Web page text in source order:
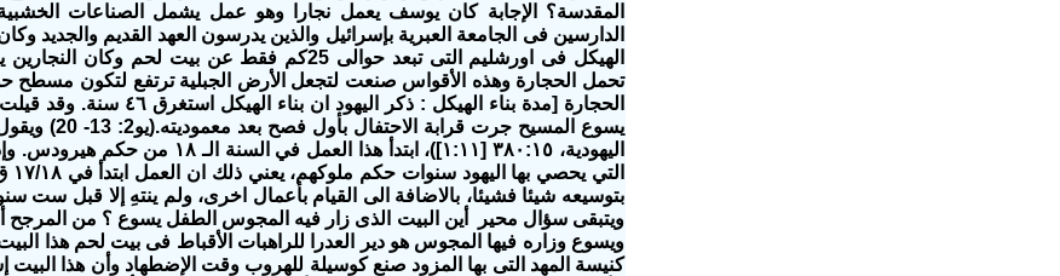
المقدسة؟ الإجابة كان يوسف يعمل نجارا وهو عمل يشمل الصناعات
الدارسين فى الجامعة العبرية بإسرائيل والذين يدرسون العهد القديم والجديد
الهيكل فى اورشليم التى تبعد حوالى 25كم فقط عن بيت
تحمل الحجارة وهذه الأقواس صنعت لتجعل الأرض الجبلية ترتفع لتكون مسطح
الحجارة [مدة بناء الهيكل : ذكر
يسوع المسيح جرت
اليهودية،‏ ١٥:‏٣٨٠ [١١:‏١])‏،‏ ابتدأ هذا
ويتبقى سؤال محير أين البيت الذى زار فيه المجوس الطفل يسوع ؟ من المرجح
ويسوع وزاره فيها المجوس هو دير العدرا للراهبات الأقباط فى بيت لحم هذا
كنيسة المهد التى بها المزود صنع كوسيلة للهروب وقت الإضطهاد وأن هذا البيت